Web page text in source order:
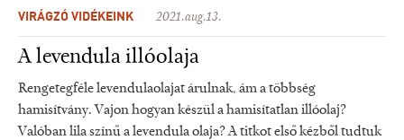
VIRÁGZÓ VIDÉKEINK 2021.aug.13.
A levendula illóolaja
Rengetegféle levendulaolajat árulnak, ám a többség
hamisítvány. Vajon hogyan készül a hamisítatlan illóolaj?
Valóban lila színű a levendula olaja? A titkot első kézből tudtuk